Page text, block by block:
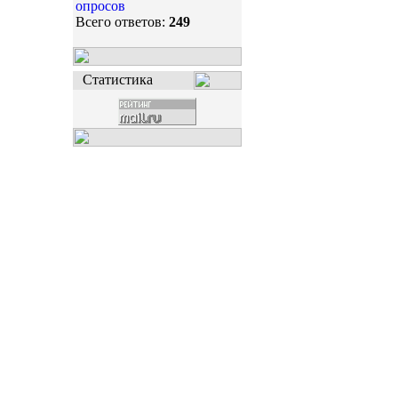
опросов
Всего ответов: 249
Статистика